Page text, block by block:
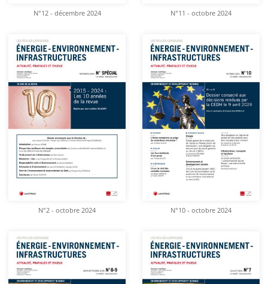
N°12 - décembre 2024 N°11 - octobre 2024
N°2 - octobre 2024 N°10 - octobre 2024